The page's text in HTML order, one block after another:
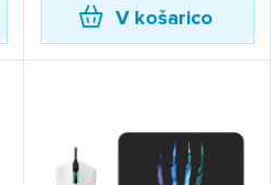
V košarico